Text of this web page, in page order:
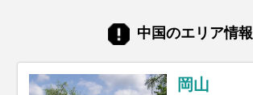
中国のエリア情報
岡山